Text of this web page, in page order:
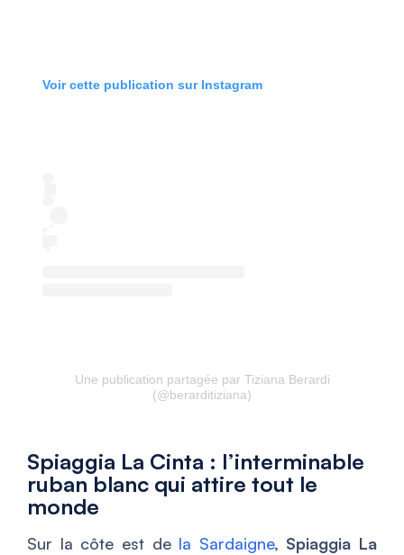
Voir cette publication sur Instagram
Une publication partagée par Tiziana Berardi
(@berarditiziana)
Spiaggia La Cinta : l’interminable
ruban blanc qui attire tout le
monde
Sur la côte est de la Sardaigne, Spiaggia La